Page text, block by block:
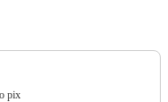
pix